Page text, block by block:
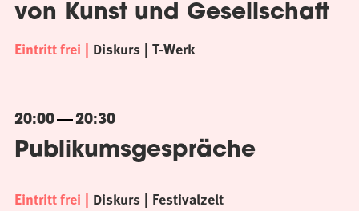
von Kunst und Gesellschaft
Eintritt frei Diskurs T-Werk
20:00 20:30
Publikumsgespräche
Eintritt frei Diskurs Festivalzelt